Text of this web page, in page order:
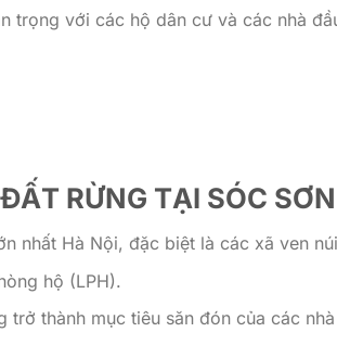
trọng với các hộ dân cư và các nhà
ĐẤT RỪNG TẠI SÓC SƠN
nhất Hà Nội, đặc biệt là các xã ven
hộ (LPH).
thành mục tiêu săn đón của các